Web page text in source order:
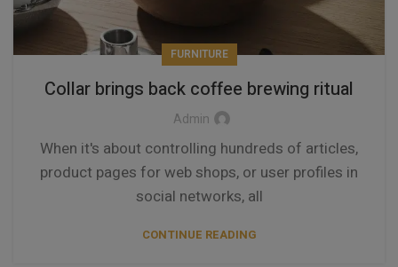
FURNITURE
Collar brings back coffee brewing ritual
Admin
When it's about controlling hundreds of articles,
product pages for web shops, or user profiles in
social networks, all
CONTINUE READING